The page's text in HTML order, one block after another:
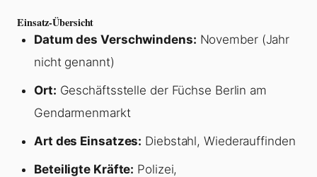
Einsatz-Übersicht
Datum des Verschwindens: November (Jahr
nicht genannt)
Ort: Geschäftsstelle der Füchse Berlin am
Gendarmenmarkt
Art des Einsatzes: Diebstahl, Wiederauffinden
Beteiligte Kräfte: Polizei,